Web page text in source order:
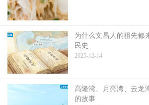
为什么文昌人的祖先都
民史
2025-12-14
高隆湾、月亮湾、云龙
的故事